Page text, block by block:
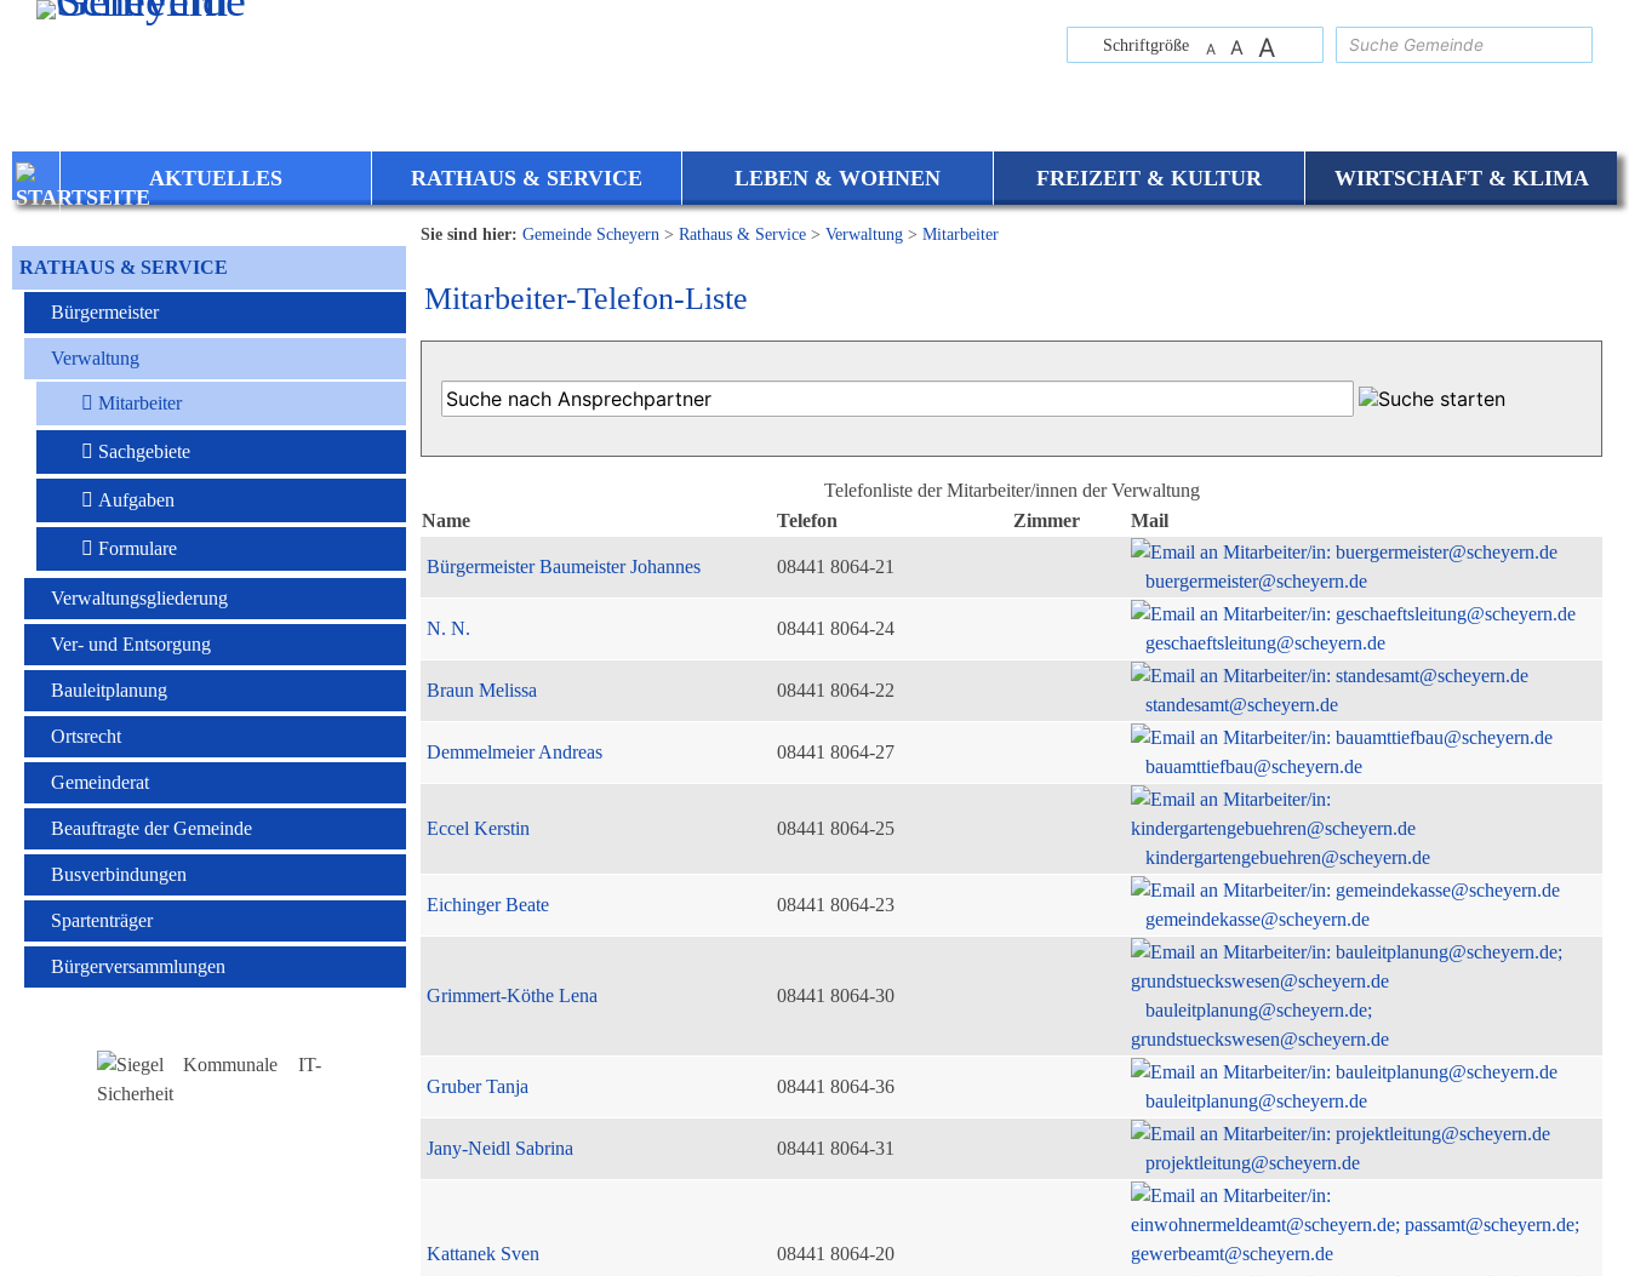
Zum Inhalt,zur Navigationoder
Schriftgröße A A A
AKTUELLES RATHAUS & SERVICE LEBEN & WOHNEN FREIZEIT & KULTUR WIRTSCHAFT & KLIMA
RATHAUS & SERVICE
Bürgermeister
Verwaltung
Mitarbeiter
Sachgebiete
Aufgaben
Formulare
Verwaltungsgliederung
Ver- und Entsorgung
Bauleitplanung
Ortsrecht
Gemeinderat
Beauftragte der Gemeinde
Busverbindungen
Spartenträger
Bürgerversammlungen
Sie sind hier: Gemeinde Scheyern > Rathaus & Service > Verwaltung > Mitarbeiter
Mitarbeiter-Telefon-Liste
Telefonliste der Mitarbeiter/innen der Verwaltung
Name
Telefon Zimmer Mail
Bürgermeister Baumeister Johannes 08441 8064-21
buergermeister@scheyern.de
N. N. 08441 8064-24
geschaeftsleitung@scheyern.de
Braun Melissa 08441 8064-22
standesamt@scheyern.de
Demmelmeier Andreas 08441 8064-27
bauamttiefbau@scheyern.de
Eccel Kerstin
08441 8064-25
kindergartengebuehren@scheyern.de
Eichinger Beate 08441 8064-23
gemeindekasse@scheyern.de
Grimmert-Köthe Lena 08441 8064-30
bauleitplanung@scheyern.de;
grundstueckswesen@scheyern.de
Gruber Tanja 08441 8064-36
bauleitplanung@scheyern.de
Jany-Neidl Sabrina 08441 8064-31
projektleitung@scheyern.de
Kattanek Sven
08441 8064-20